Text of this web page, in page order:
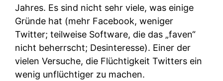
Jahres. Es sind nicht sehr viele, was einige
Gründe hat (mehr Facebook, weniger
Twitter; teilweise Software, die das „faven“
nicht beherrscht; Desinteresse). Einer der
vielen Versuche, die Flüchtigkeit Twitters ein
wenig unflüchtiger zu machen.